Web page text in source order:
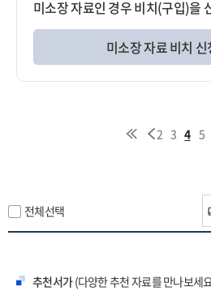
미소장 자료인 경우 비치(구입)을
미소장 자료 비치
2 3 4 5
전체선택
추천서가(다양한 추천 자료를 만나보세